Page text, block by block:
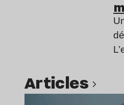
Articles